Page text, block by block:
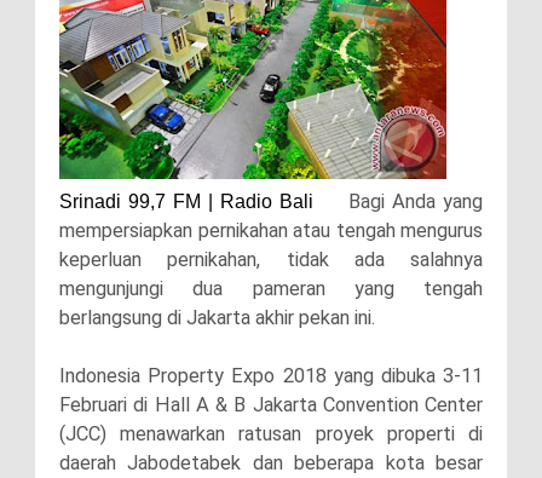
Srinadi 99,7 FM | Radio Bali Bagi Anda yang
mempersiapkan pernikahan atau tengah mengurus
keperluan pernikahan, tidak ada salahnya
mengunjungi dua pameran yang tengah
berlangsung di Jakarta akhir pekan ini.
Indonesia Property Expo 2018 yang dibuka 3-11
Februari di Hall A & B Jakarta Convention Center
(JCC) menawarkan ratusan proyek properti di
daerah Jabodetabek dan beberapa kota besar